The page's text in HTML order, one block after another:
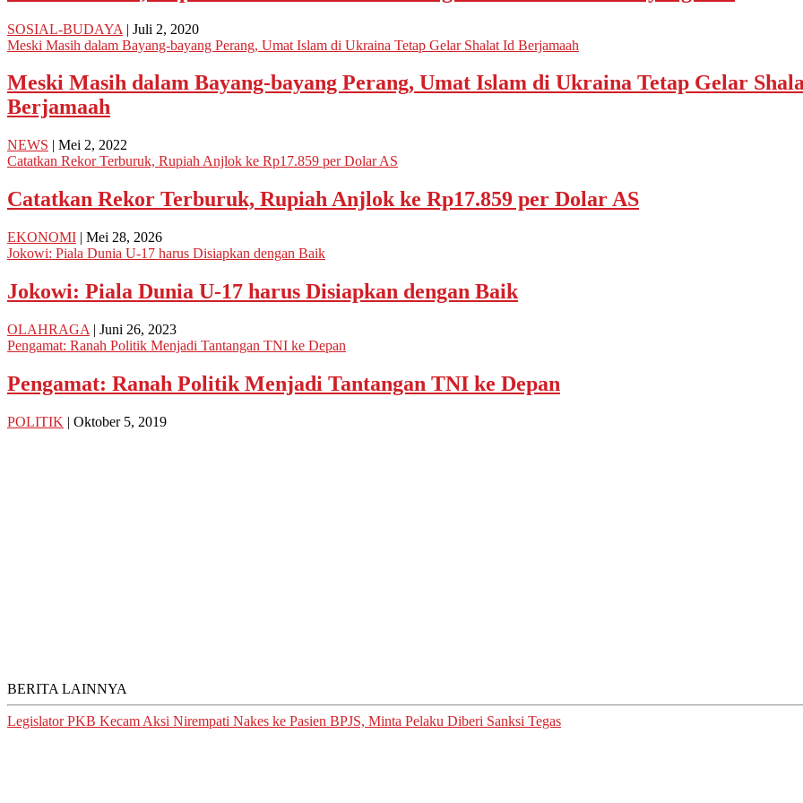
SOSIAL-BUDAYA | Juli 2, 2020
Meski Masih dalam Bayang-bayang Perang, Umat Islam di Ukraina Tetap Gelar Shalat Id Berjamaah
Meski Masih dalam Bayang-bayang Perang, Umat Islam di Ukraina Tetap Gelar
Berjamaah
NEWS | Mei 2, 2022
Catatkan Rekor Terburuk, Rupiah Anjlok ke Rp17.859 per Dolar AS
Catatkan Rekor Terburuk, Rupiah Anjlok ke Rp17.859 per Dolar AS
EKONOMI | Mei 28, 2026
Jokowi: Piala Dunia U-17 harus Disiapkan dengan Baik
Jokowi: Piala Dunia U-17 harus Disiapkan dengan Baik
OLAHRAGA | Juni 26, 2023
Pengamat: Ranah Politik Menjadi Tantangan TNI ke Depan
Pengamat: Ranah Politik Menjadi Tantangan TNI ke Depan
POLITIK | Oktober 5, 2019
BERITA LAINNYA
Legislator PKB Kecam Aksi Nirempati Nakes ke Pasien BPJS, Minta Pelaku Diberi Sanksi Tegas